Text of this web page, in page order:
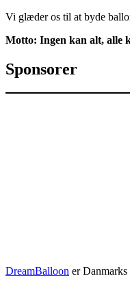
Vi glæder os til at byde
Motto: Ingen kan alt, alle
Sponsorer
DreamBalloon er